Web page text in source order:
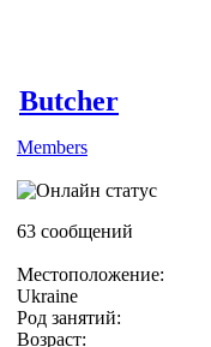
Butcher
Members
63 сообщений
Местоположение:
Ukraine
Род занятий:
Возраст: